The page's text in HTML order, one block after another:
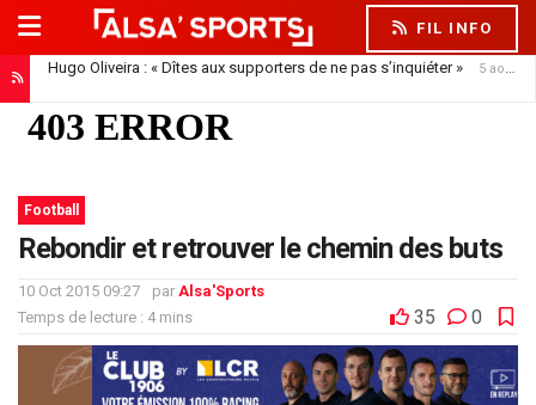
FIL INFO
Hugo Oliveira : « Dîtes aux supporters de ne pas s’inquiéter » 5 août 2026
Football
Rebondir et retrouver le chemin des buts
10 Oct 2015 09:27 par Alsa'Sports
Temps de lecture : 4 mins
35 0